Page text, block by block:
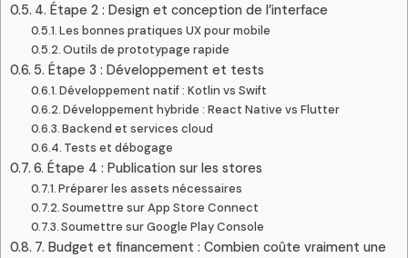
4. Étape 2 : Design et conception de l’interface
Les bonnes pratiques UX pour mobile
Outils de prototypage rapide
5. Étape 3 : Développement et tests
Développement natif : Kotlin vs Swift
Développement hybride : React Native vs Flutter
Backend et services cloud
Tests et débogage
6. Étape 4 : Publication sur les stores
Préparer les assets nécessaires
Soumettre sur App Store Connect
Soumettre sur Google Play Console
7. Budget et financement : Combien coûte vraiment une